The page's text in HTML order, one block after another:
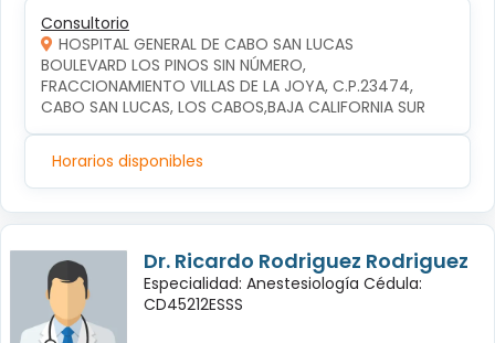
Consultorio
HOSPITAL GENERAL DE CABO SAN LUCAS
BOULEVARD LOS PINOS SIN NÚMERO,
FRACCIONAMIENTO VILLAS DE LA JOYA, C.P.23474,
CABO SAN LUCAS, LOS CABOS,BAJA CALIFORNIA SUR
Horarios disponibles
Dr. Ricardo Rodriguez Rodriguez
Especialidad: Anestesiología Cédula:
CD45212ESSS